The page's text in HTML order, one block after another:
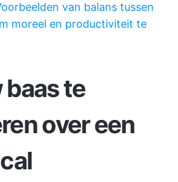
van balans tussen
moreel en productiviteit te
baas te
over een